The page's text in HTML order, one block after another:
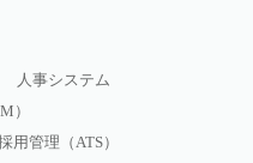
人事システム
）
用管理（ATS）